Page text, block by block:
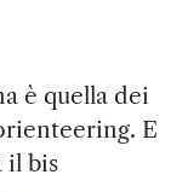
è quella dei
E
il bis